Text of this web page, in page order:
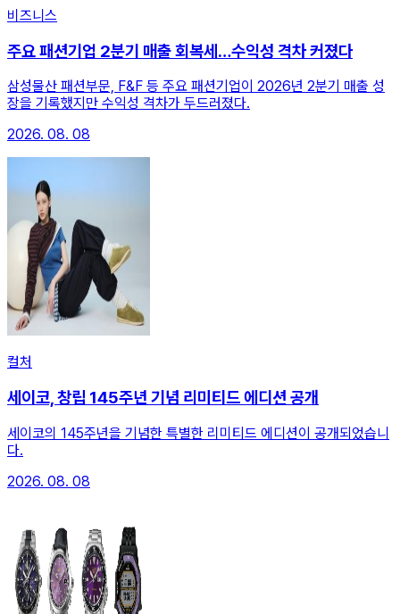
비즈니스
주요 패션기업 2분기 매출 회복세…수익성 격차 커졌다
삼성물산 패션부문, F&F 등 주요 패션기업이 2026년 2분기 매출 성
장을 기록했지만 수익성 격차가 두드러졌다.
2026. 08. 08
컬처
세이코, 창립 145주년 기념 리미티드 에디션 공개
세이코의 145주년을 기념한 특별한 리미티드 에디션이 공개되었습니
다.
2026. 08. 08